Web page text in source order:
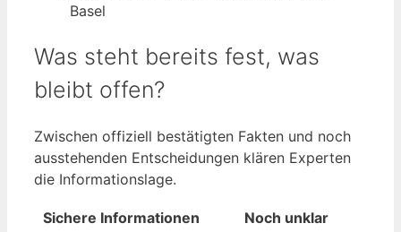
Basel
Was steht bereits fest, was
bleibt offen?
Zwischen offiziell bestätigten Fakten und noch
ausstehenden Entscheidungen klären Experten
die Informationslage.
Sichere Informationen
Noch unklar